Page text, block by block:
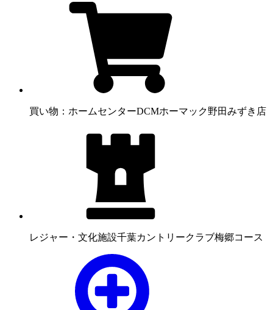
買い物：ホームセンターDCMホーマック野田みずき店
レジャー・文化施設千葉カントリークラブ梅郷コース